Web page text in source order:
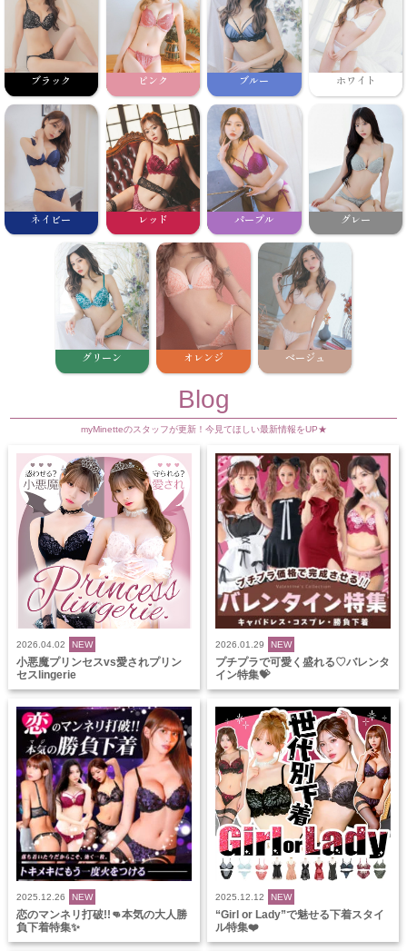
ブラック ピンク ブルー ホワイト
ネイビー レッド パープル グレー
グリーン オレンジ ベージュ
Blog
myMinetteのスタッフが更新！今見てほしい最新情報をUP★
2026.04.02 NEW
小悪魔プリンセスvs愛されプリン
セスlingerie
2026.01.29 NEW
プチプラで可愛く盛れる♡バレンタ
イン特集💝
2025.12.26 NEW
恋のマンネリ打破!!👊本気の大人勝
負下着特集✨
2025.12.12 NEW
“Girl or Lady”で魅せる下着スタイ
ル特集❤️